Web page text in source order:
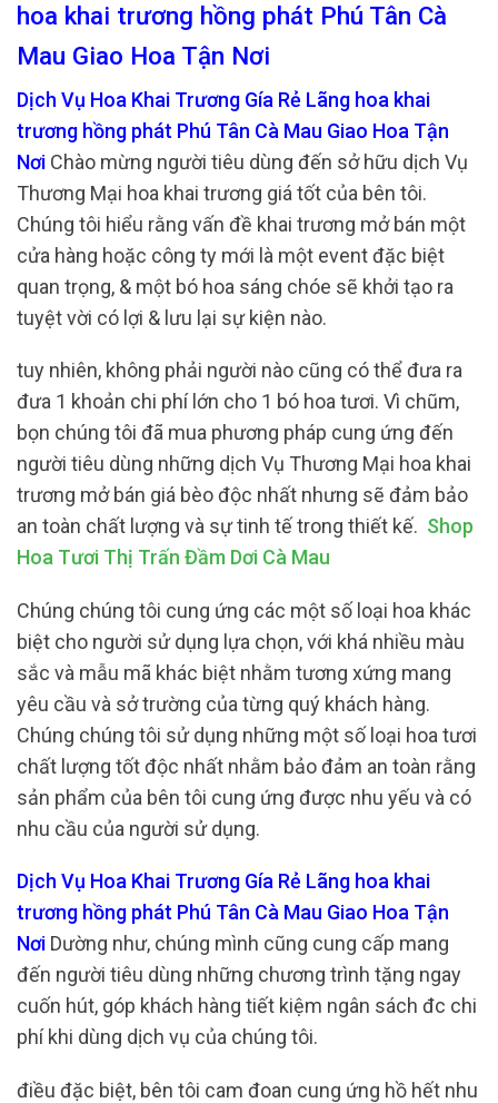
hoa khai trương hồng phát Phú Tân Cà
Mau Giao Hoa Tận Nơi
Dịch Vụ Hoa Khai Trương Gía Rẻ Lãng hoa khai
trương hồng phát Phú Tân Cà Mau Giao Hoa Tận
Nơi Chào mừng người tiêu dùng đến sở hữu dịch Vụ
Thương Mại hoa khai trương giá tốt của bên tôi.
Chúng tôi hiểu rằng vấn đề khai trương mở bán một
cửa hàng hoặc công ty mới là một event đặc biệt
quan trọng, & một bó hoa sáng chóe sẽ khởi tạo ra
tuyệt vời có lợi & lưu lại sự kiện nào.
tuy nhiên, không phải người nào cũng có thể đưa ra
đưa 1 khoản chi phí lớn cho 1 bó hoa tươi. Vì chũm,
bọn chúng tôi đã mua phương pháp cung ứng đến
người tiêu dùng những dịch Vụ Thương Mại hoa khai
trương mở bán giá bèo độc nhất nhưng sẽ đảm bảo
an toàn chất lượng và sự tinh tế trong thiết kế. Shop
Hoa Tươi Thị Trấn Đầm Dơi Cà Mau
Chúng chúng tôi cung ứng các một số loại hoa khác
biệt cho người sử dụng lựa chọn, với khá nhiều màu
sắc và mẫu mã khác biệt nhằm tương xứng mang
yêu cầu và sở trường của từng quý khách hàng.
Chúng chúng tôi sử dụng những một số loại hoa tươi
chất lượng tốt độc nhất nhằm bảo đảm an toàn rằng
sản phẩm của bên tôi cung ứng được nhu yếu và có
nhu cầu của người sử dụng.
Dịch Vụ Hoa Khai Trương Gía Rẻ Lãng hoa khai
trương hồng phát Phú Tân Cà Mau Giao Hoa Tận
Nơi Dường như, chúng mình cũng cung cấp mang
đến người tiêu dùng những chương trình tặng ngay
cuốn hút, góp khách hàng tiết kiệm ngân sách đc chi
phí khi dùng dịch vụ của chúng tôi.
điều đặc biệt, bên tôi cam đoan cung ứng hồ hết nhu